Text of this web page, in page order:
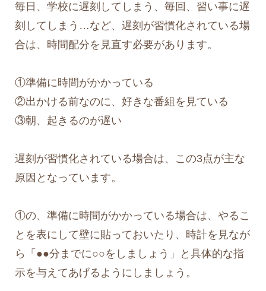
毎日、学校に遅刻してしまう、毎回、習い事に遅
刻してしまう…など、遅刻が習慣化されている場
合は、時間配分を見直す必要があります。
①準備に時間がかかっている
②出かける前なのに、好きな番組を見ている
③朝、起きるのが遅い
遅刻が習慣化されている場合は、この3点が主な
原因となっています。
①の、準備に時間がかかっている場合は、やるこ
とを表にして壁に貼っておいたり、時計を見なが
ら「●●分までに○○をしましょう」と具体的な指
示を与えてあげるようにしましょう。